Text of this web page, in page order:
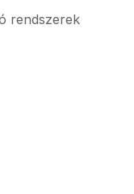
rendszerek